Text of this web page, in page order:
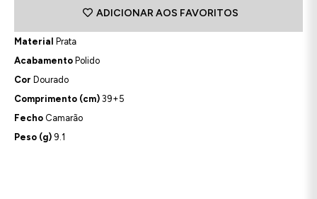
ADICIONAR AOS FAVORITOS
Material Prata
Acabamento Polido
Cor Dourado
Comprimento (cm) 39+5
Fecho Camarão
Peso (g) 9.1